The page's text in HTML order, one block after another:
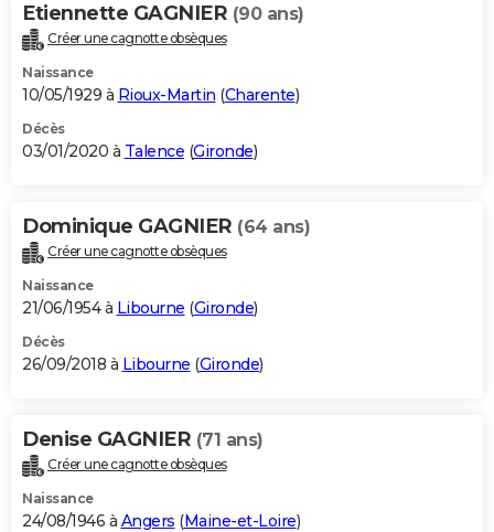
Etiennette GAGNIER (90 ans)
Créer une cagnotte obsèques
Naissance
10/05/1929 à Rioux-Martin (Charente)
Décès
03/01/2020 à Talence (Gironde)
Dominique GAGNIER (64 ans)
Créer une cagnotte obsèques
Naissance
21/06/1954 à Libourne (Gironde)
Décès
26/09/2018 à Libourne (Gironde)
Denise GAGNIER (71 ans)
Créer une cagnotte obsèques
Naissance
24/08/1946 à Angers (Maine-et-Loire)